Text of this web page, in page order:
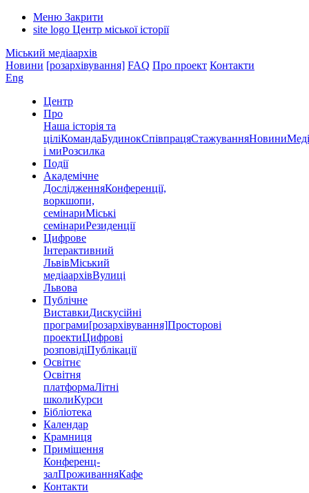
Меню Закрити
site logo Центр міської історії
Міський медіаархів
Новини [розархівування] FAQ Про проект Контакти
Eng
Центр
Про
Наша історія та
ціліКомандаБудинокСпівпрацяСтажуванняНовини
і миРозсилка
Події
Академічне
ДослідженняКонференції,
воркшопи,
семінариМіські
семінариРезиденції
Цифрове
Інтерактивний
ЛьвівМіський
медіаархівВулиці
Львова
Публічне
ВиставкиДискусійні
програми[розархівування]Просторові
проектиЦифрові
розповідіПублікації
Освітнє
Освітня
платформаЛітні
школиКурси
Бібліотека
Календар
Крамниця
Приміщення
Конференц-
залПроживанняКафе
Контакти